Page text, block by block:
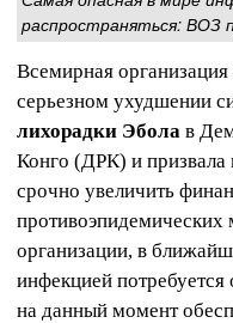
распространяться: ВОЗ
Всемирная организация
серьезном ухудшении
лихорадки Эбола в
Конго (ДРК) и
срочно увеличить
организации, в
инфекцией
на данный момент